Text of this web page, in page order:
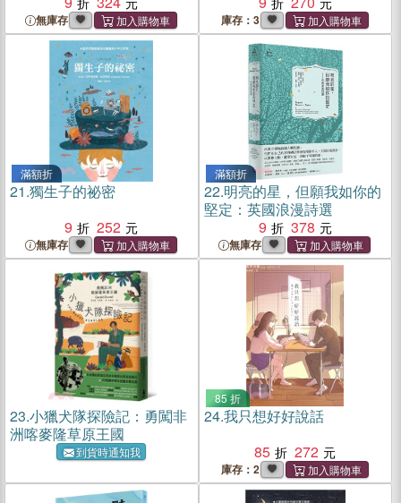
無庫存 庫存：3
滿額折
21.獨生子的祕密
9
252
無庫存
滿額折
22.明亮的星，但願我如你的
堅定：英國浪漫詩選
9
378
無庫存
23.小獵犬隊探險記：勇闖非
洲喀麥隆草原王國
到貨時通知我
85 折
24.我只想好好說話
85
272
庫存：2